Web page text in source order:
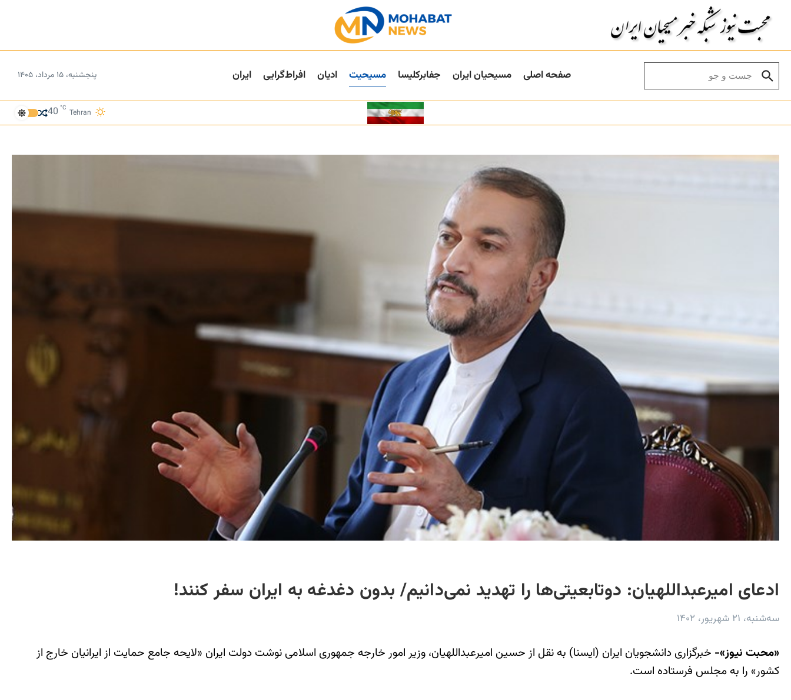
صفحه اصلی مسیحیان ایران جفا‌بر‌کلیسا مسیحیت ادیان افراط‌گرایی ایران پنجشنبه، ۱۵ مرداد، ۱۴۰۵
Tehran
40 °C
ادعای امیرعبداللهیان: دوتابعیتی‌ها را تهدید نمی‌دانیم/ بدون دغدغه به ایران سفر کنند!
سه‌شنبه، ۲۱ شهریور، ۱۴۰۲
«محبت نیوز»- خبرگزاری دانشجویان ایران (ایسنا) به نقل از حسین امیرعبداللهیان، وزیر امور خارجه جمهوری اسلامی نوشت دولت ایران «لایحه جامع حمایت از ایرانیان خارج از
کشور» را به مجلس فرستاده است.